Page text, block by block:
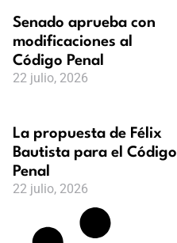
Senado aprueba con
modificaciones al
Código Penal
22 julio, 2026
La propuesta de Félix
Bautista para el Código
Penal
22 julio, 2026